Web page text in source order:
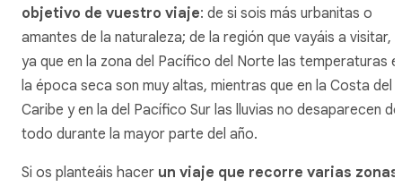
objetivo de vuestro viaje: de si sois más urbanitas o
amantes de la naturaleza; de la región que vayáis a visitar,
ya que en la zona del Pacífico del Norte las temperaturas
la época seca son muy altas, mientras que en la Costa del
Caribe y en la del Pacífico Sur las lluvias no desaparecen
todo durante la mayor parte del año.
Si os planteáis hacer un viaje que recorre varias zonas